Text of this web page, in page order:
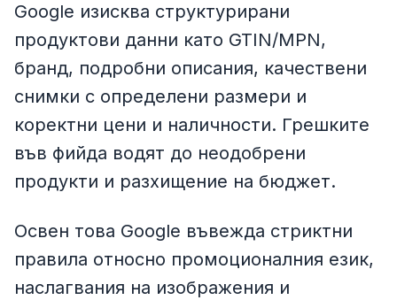
Google изисква структурирани
продуктови данни като GTIN/MPN,
бранд, подробни описания, качествени
снимки с определени размери и
коректни цени и наличности. Грешките
във фийда водят до неодобрени
продукти и разхищение на бюджет.
Освен това Google въвежда стриктни
правила относно промоционалния език,
наслагвания на изображения и